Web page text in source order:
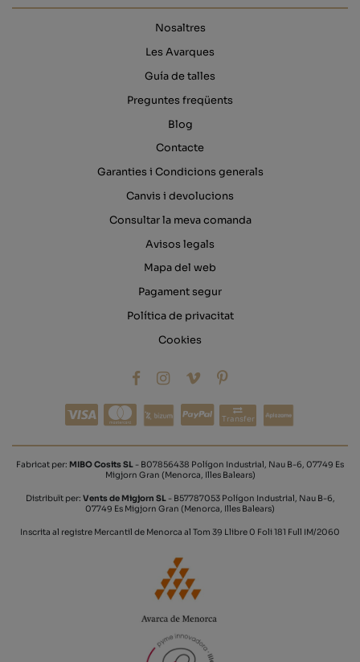
Nosaltres
Les Avarques
Guía de talles
Preguntes freqüents
Blog
Contacte
Garanties i Condicions generals
Canvis i devolucions
Consultar la meva comanda
Avisos legals
Mapa del web
Pagament segur
Política de privacitat
Cookies
Transfer
Fabricat per: MIBO Cosits SL - B07856438 Polígon Industrial, Nau B-6, 07749 Es
Migjorn Gran (Menorca, Illes Balears)
Distribuït per: Vents de Migjorn SL- B57787053 Polígon Industrial, Nau B-6,
07749 Es Migjorn Gran (Menorca, Illes Balears)
Inscrita al registre Mercantil de Menorca al Tom 39 Llibre 0 Foli 181 Full IM/2060